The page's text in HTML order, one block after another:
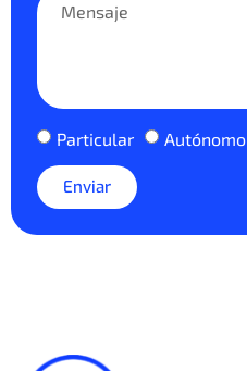
Particular Autónomo
Enviar